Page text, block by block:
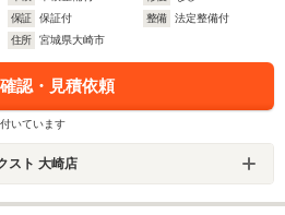
保証
保証付 整備
法定整備付
住所
宮城県大崎市
認・見積依頼
いています
スト 大崎店